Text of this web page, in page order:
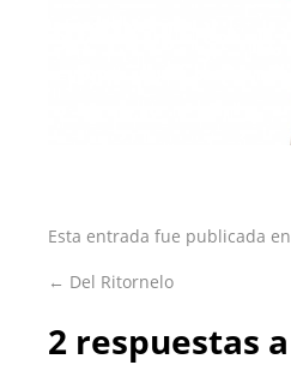
Esta entrada fue publicada en
← Del Ritornelo
2 respuestas a